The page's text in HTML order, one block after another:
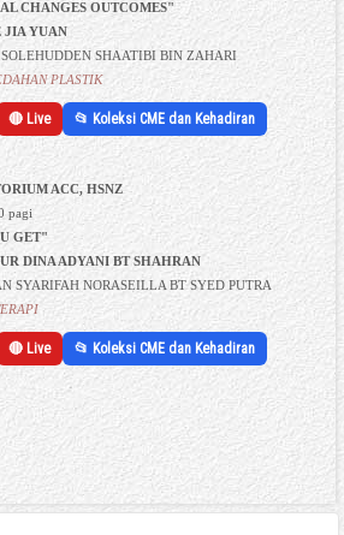
CHANGES OUTCOMES"
JIA YUAN
SOLEHUDDEN SHAATIBI BIN ZAHARI
PLASTIK
🔴 Live 📂 Koleksi CME dan Kehadiran
ACC, HSNZ
pagi
GET"
DINA ADYANI BT SHAHRAN
SYARIFAH NORASEILLA BT SYED PUTRA
🔴 Live 📂 Koleksi CME dan Kehadiran